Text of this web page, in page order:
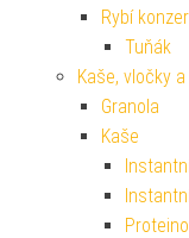
Rybí
Tuňák
Kaše, vločky
Granola
Kaše